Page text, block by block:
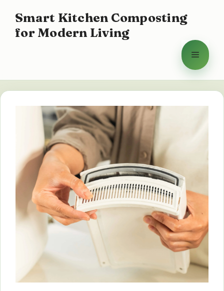
obsah
Smart Kitchen Composting
for Modern Living
Menu